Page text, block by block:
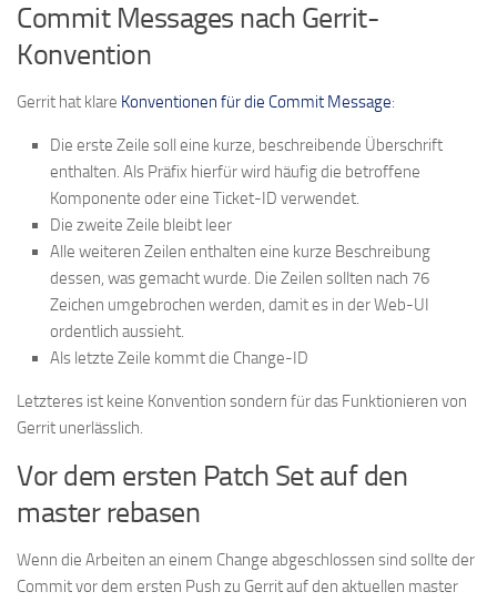
Commit Messages nach Gerrit-
Konvention
Gerrit hat klare Konventionen für die Commit Message:
Die erste Zeile soll eine kurze, beschreibende Überschrift
enthalten. Als Präfix hierfür wird häufig die betroffene
Komponente oder eine Ticket-ID verwendet.
Die zweite Zeile bleibt leer
Alle weiteren Zeilen enthalten eine kurze Beschreibung
dessen, was gemacht wurde. Die Zeilen sollten nach 76
Zeichen umgebrochen werden, damit es in der Web-UI
ordentlich aussieht.
Als letzte Zeile kommt die Change-ID
Letzteres ist keine Konvention sondern für das Funktionieren von
Gerrit unerlässlich.
Vor dem ersten Patch Set auf den
master rebasen
Wenn die Arbeiten an einem Change abgeschlossen sind sollte der
Commit vor dem ersten Push zu Gerrit auf den aktuellen master